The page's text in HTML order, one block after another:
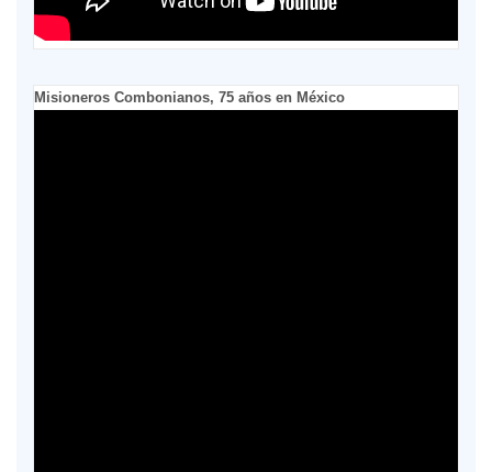
Misioneros Combonianos, 75 años en México